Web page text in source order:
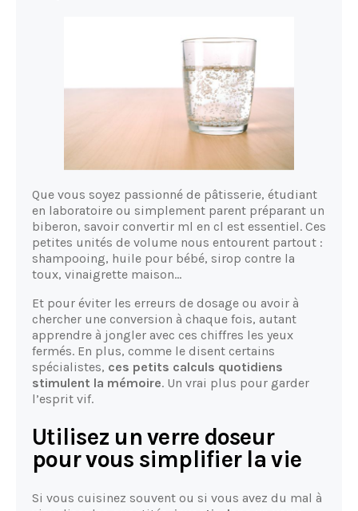
Que vous soyez passionné de pâtisserie, étudiant
en laboratoire ou simplement parent préparant un
biberon, savoir convertir ml en cl est essentiel. Ces
petites unités de volume nous entourent partout :
shampooing, huile pour bébé, sirop contre la
toux, vinaigrette maison…
Et pour éviter les erreurs de dosage ou avoir à
chercher une conversion à chaque fois, autant
apprendre à jongler avec ces chiffres les yeux
fermés. En plus, comme le disent certains
spécialistes, ces petits calculs quotidiens
stimulent la mémoire. Un vrai plus pour garder
l’esprit vif.
Utilisez un verre doseur
pour vous simplifier la vie
Si vous cuisinez souvent ou si vous avez du mal à